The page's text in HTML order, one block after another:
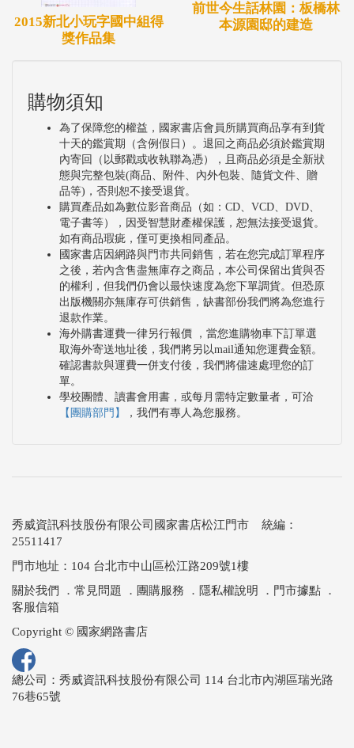
2015新北小玩字國中組得
獎作品集
前世今生話林園：板橋林
本源園邸的建造
購物須知
為了保障您的權益，國家書店會員所購買商品享有到貨
十天的鑑賞期（含例假日）。退回之商品必須於鑑賞期
內寄回（以郵戳或收執聯為憑），且商品必須是全新狀
態與完整包裝(商品、附件、內外包裝、隨貨文件、贈
品等)，否則恕不接受退貨。
購買產品如為數位影音商品（如：CD、VCD、DVD、
電子書等），因受智慧財產權保護，恕無法接受退貨。
如有商品瑕疵，僅可更換相同產品。
國家書店因網路與門市共同銷售，若在您完成訂單程序
之後，若內含售盡無庫存之商品，本公司保留出貨與否
的權利，但我們仍會以最快速度為您下單調貨。但恐原
出版機關亦無庫存可供銷售，缺書部份我們將為您進行
退款作業。
海外購書運費一律另行報價 ，當您進購物車下訂單選
取海外寄送地址後，我們將另以mail通知您運費金額。
確認書款與運費一併支付後，我們將儘速處理您的訂
單。
學校團體、讀書會用書，或每月需特定數量者，可洽
【團購部門】
，我們有專人為您服務。
秀威資訊科技股份有限公司國家書店松江門市 統編：
25511417
門市地址：104 台北市中山區松江路209號1樓
關於我們
． 常見問題 ． 團購服務 ． 隱私權說明 ． 門市據點 ．
客服信箱
Copyright © 國家網路書店
總公司：秀威資訊科技股份有限公司 114 台北市內湖區瑞光路
76巷65號